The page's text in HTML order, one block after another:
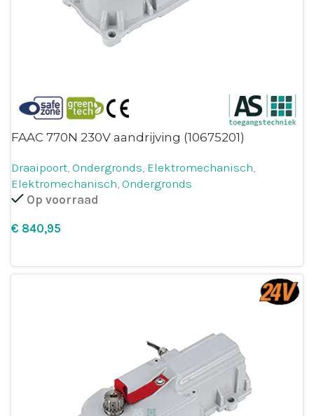
FAAC 770N 230V aandrijving (10675201)
Draaipoort, Ondergronds, Elektromechanisch,
Elektromechanisch, Ondergronds
Op voorraad
€